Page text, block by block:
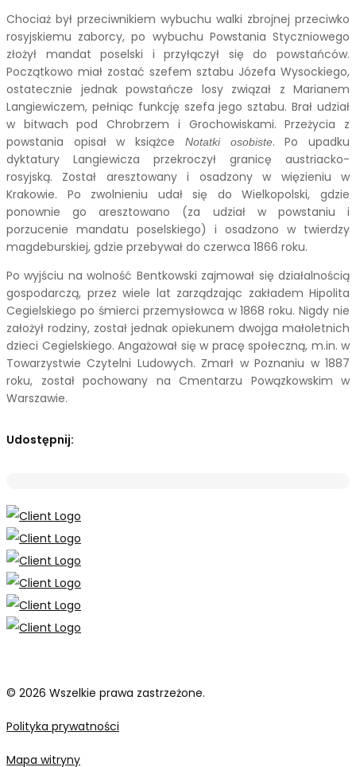
Chociaż był przeciwnikiem wybuchu walki zbrojnej przeciwko
rosyjskiemu zaborcy, po wybuchu Powstania Styczniowego
złożył mandat poselski i przyłączył się do powstańców.
Początkowo miał zostać szefem sztabu Józefa Wysockiego,
ostatecznie jednak powstańcze losy związał z Marianem
Langiewiczem, pełniąc funkcję szefa jego sztabu. Brał udział
w bitwach pod Chrobrzem i Grochowiskami. Przeżycia z
powstania opisał w książce
Notatki osobiste. Po upadku
dyktatury Langiewicza przekroczył granicę austriacko-
rosyjską. Został aresztowany i osadzony w więzieniu w
Krakowie. Po zwolnieniu udał się do Wielkopolski, gdzie
ponownie go aresztowano (za udział w powstaniu i
porzucenie mandatu poselskiego) i osadzono w twierdzy
magdeburskiej, gdzie przebywał do czerwca 1866 roku.
Po wyjściu na wolność Bentkowski zajmował się działalnością
gospodarczą, przez wiele lat zarządzając zakładem Hipolita
Cegielskiego po śmierci przemysłowca w 1868 roku. Nigdy nie
założył rodziny, został jednak opiekunem dwojga małoletnich
dzieci Cegielskiego. Angażował się w pracę społeczną, m.in. w
Towarzystwie Czytelni Ludowych. Zmarł w Poznaniu w 1887
roku, został pochowany na Cmentarzu Powązkowskim w
Warszawie.
Udostępnij:
© 2026 Wszelkie prawa zastrzeżone.
Polityka prywatności
Mapa witryny